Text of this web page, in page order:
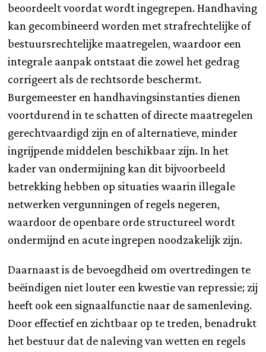
beoordeelt voordat wordt ingegrepen. Handhaving
kan gecombineerd worden met strafrechtelijke of
bestuursrechtelijke maatregelen, waardoor een
integrale aanpak ontstaat die zowel het gedrag
corrigeert als de rechtsorde beschermt.
Burgemeester en handhavingsinstanties dienen
voortdurend in te schatten of directe maatregelen
gerechtvaardigd zijn en of alternatieve, minder
ingrijpende middelen beschikbaar zijn. In het
kader van ondermijning kan dit bijvoorbeeld
betrekking hebben op situaties waarin illegale
netwerken vergunningen of regels negeren,
waardoor de openbare orde structureel wordt
ondermijnd en acute ingrepen noodzakelijk zijn.
Daarnaast is de bevoegdheid om overtredingen te
beëindigen niet louter een kwestie van repressie; zij
heeft ook een signaalfunctie naar de samenleving.
Door effectief en zichtbaar op te treden, benadrukt
het bestuur dat de naleving van wetten en regels